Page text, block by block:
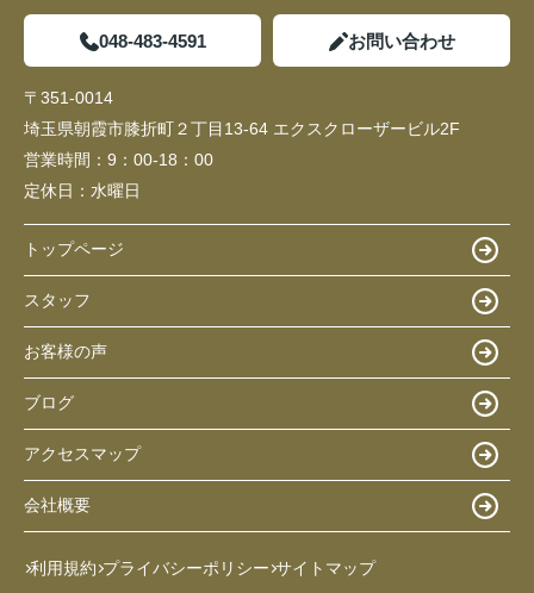
048-483-4591 お問い合わせ
〒351-0014
埼玉県朝霞市膝折町２丁目13-64 エクスクローザービル2F
営業時間： 9：00-18：00
定休日： 水曜日
トップページ
スタッフ
お客様の声
ブログ
アクセスマップ
会社概要
利用規約 プライバシーポリシー サイトマップ